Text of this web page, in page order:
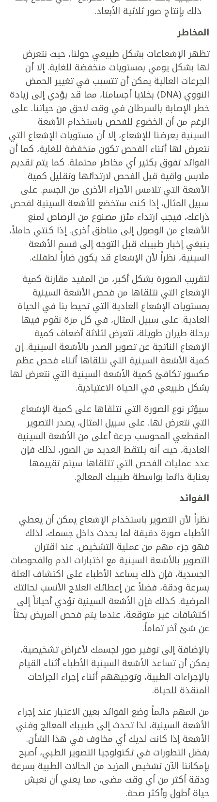
ذلك بإنتاج صور ثلاثية الأبعاد.
المخاطر
تظهر الإشعاعات بشكل طبيعي حولنا، حيث نتعرض
لها بشكل يومي بمستويات منخفضة للغاية. إلا أن
الجرعات العالية يمكن أن تتسبب في تغيير الحمض
النووي (DNA) بخلايا أجسامنا، مما قد يؤدي إلى زيادة
خطر الإصابة بالسرطان في وقت لاحق من حياتنا. على
الرغم من أن الخضوع للفحص باستخدام الأشعة
السينية يعرضنا للإشعاع، إلا أن مستويات الإشعاع التي
نتعرض لها أثناء الفحص تكون منخفضة للغاية، كما أن
الفوائد تفوق بكثير أي مخاطر محتملة. كما يتم تقديم
ملابس واقية قبل الفحص لارتدائها وتقليل كمية
الأشعة التي تلامس الأجزاء الأخرى من الجسم. على
سبيل المثال، إذا كنت ستخضع للأشعة السينية لفحص
ذراعك، فيجب ارتداء مئزر مصنوع من الرصاص لمنع
الأشعاع من الوصول إلى مناطق أخرى. إذا كنتي حاملاً،
ينبغي إخبار طبيبك قبل التوجه إلى قسم الأشعة
السينية، نظراً لأن الإشعاع قد يكون ضاراً لطفلك.
لتقريب الصورة بشكل أكبر، من المفيد مقارنة كمية
الإشعاع التي نتلقاها من فحص الأشعة السينية
بمستويات الإشعاع العادية التي تحيط بنا في الحياة
العادية. على سبيل المثال، في كل مرة نقوم فيها
برحلة طيران طويلة، نتعرض لثلاثة أضعاف كمية
الإشعاع الناتجة عن تصوير الصدر بالأشعة السينية. إن
كمية الأشعة السينية التي نتلقاها أثناء فحص عظم
مكسور تكافئ كمية الأشعة السينية التي نتعرض لها
بشكل طبيعي في الحياة الاعتيادية.
سيؤثر نوع الصورة التي نتلقاها على كمية الإشعاع
التي نتعرض لها. على سبيل المثال، يصدر التصوير
المقطعي المحوسب جرعة أعلى من الأشعة السينية
العادية، حيث أنه يلتقط العديد من الصور، لذلك فإن
عدد عمليات الفحص التي تتلقاها سيتم تقييمها
بعناية دائما بواسطة طبيبك المعالج.
الفوائد
نظراً لأن التصوير باستخدام الإشعاع يمكن أن يعطي
الأطباء صورة دقيقة لما يحدث داخل جسمك، لذلك
فهو جزء مهم من عملية التشخيص. عند اقتران
التصوير بالأشعة السينية مع اختبارات الدم والفحوصات
الجسدية، فإن ذلك يساعد الأطباء على اكتشاف العلة
بسرعة ودقة، فضلاً عن إعطائك العلاج الأنسب لحالتك
المرضية. كذلك فإن الأشعة السينية تؤدي أحياناً إلى
اكتشافات غير متوقعة، عندما يتم فحص المريض بحثاً
عن شئ آخر تماماً.
بالإضافة إلى توفير صور لجسمك لأغراض تشخيصية،
يمكن أن تساعد الأشعة السينية الأطباء أثناء القيام
بالإجراءات الطبية، وتوجيههم أثناء إجراء الجراحات
المنقذة للحياة.
من المهم دائماً وضع الفوائد بعين الاعتبار عند إجراء
الأشعة السينية، لذا تحدث إلى طبيبك المعالج وفني
الأشعة إذا كانت لديك أي مخاوف في هذا الشأن.
بفضل التطورات في تكنولوجيا التصوير الطبي، أصبح
بإمكاننا الآن تشخيص المزيد من الحالات الطبية بسرعة
ودقة أكثر من أي وقت مضى، مما يعني أن نعيش
حياة أطول وأكثر صحة.